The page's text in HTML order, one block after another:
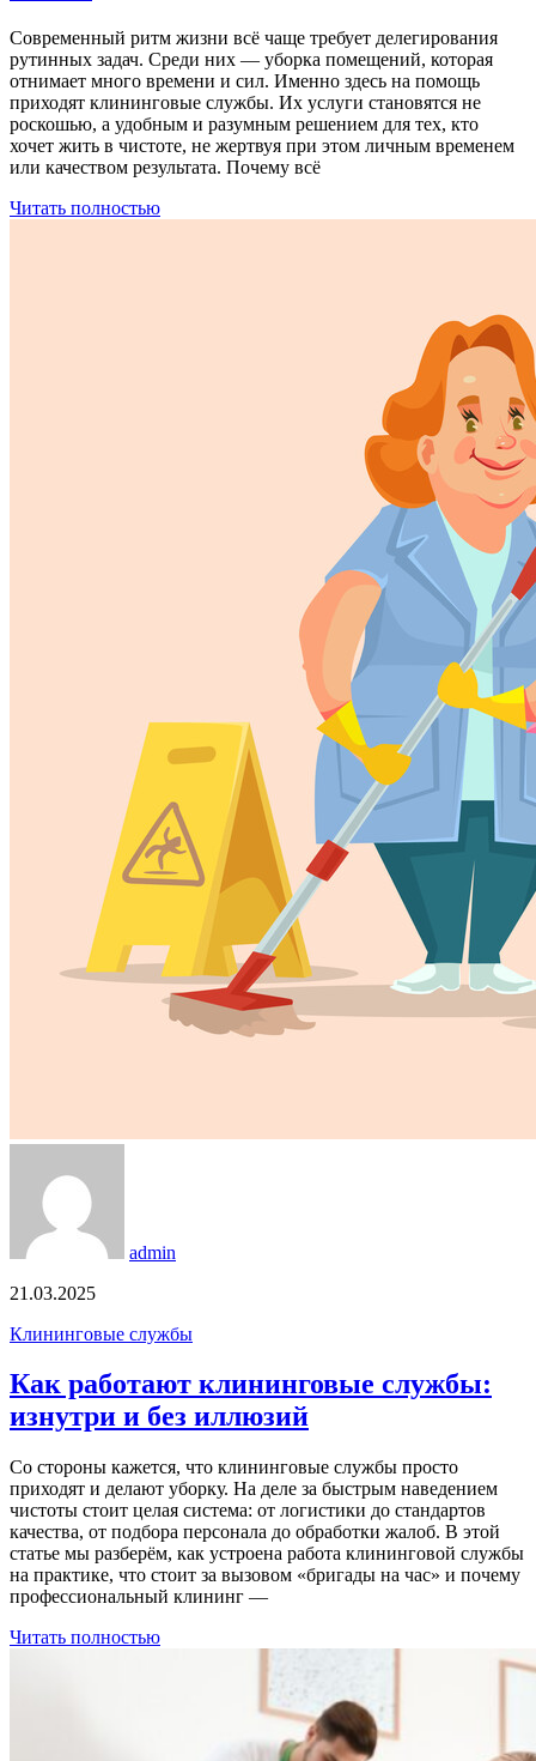
Современный ритм жизни всё чаще требует делегирования
рутинных задач. Среди них — уборка помещений, которая
отнимает много времени и сил. Именно здесь на помощь
приходят клининговые службы. Их услуги становятся не
роскошью, а удобным и разумным решением для тех, кто
хочет жить в чистоте, не жертвуя при этом личным временем
или качеством результата. Почему всё
Читать полностью
admin
21.03.2025
Клининговые службы
Как работают клининговые службы:
изнутри и без иллюзий
Со стороны кажется, что клининговые службы просто
приходят и делают уборку. На деле за быстрым наведением
чистоты стоит целая система: от логистики до стандартов
качества, от подбора персонала до обработки жалоб. В этой
статье мы разберём, как устроена работа клининговой службы
на практике, что стоит за вызовом «бригады на час» и почему
профессиональный клининг —
Читать полностью